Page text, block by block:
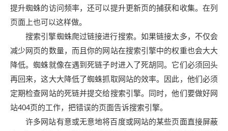
提升蜘蛛的访问频率，还可以提升更新页的捕获和收集。在列
页面上也可以这样做。
搜索引擎蜘蛛爬过链接进行搜索。如果链接太多，不仅会
减少网页的数量，而且你的网站在搜索引擎中的权重也会大大
降低。蜘蛛就像在遇到死链子时进入了死胡同。它们必须回头
再回来，这大大降低了蜘蛛抓取网站的效率。因此，他们必须
定期检查网站的死链并提交给搜索引擎。同时，他们要做好网
站404页的工作，把错误的页面告诉搜索引擎。
许多网站有意或无意地将百度或网站的某些页面直接屏蔽